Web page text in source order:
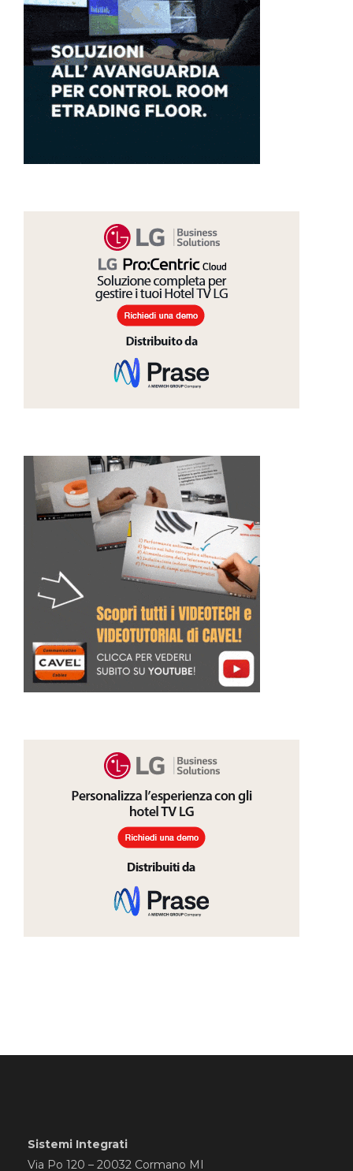
Sistemi Integrati
Via Po 120 – 20032 Cormano MI